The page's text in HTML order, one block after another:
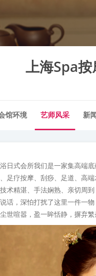
上海spa按
馆环境 艺师风采 新
日式会所我们是一家集高端
足疗按摩、刮痧、足道、高
术精湛、手法娴熟、亲切周
话，深怕打扰了这里一件一
世喧嚣，盈一眸恬静，摒弃